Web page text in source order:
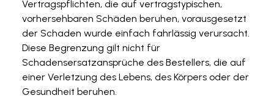
Vertragspflichten, die auf vertragstypischen,
vorhersehbaren Schäden beruhen, vorausgesetzt
der Schaden wurde einfach fahrlässig verursacht.
Diese Begrenzung gilt nicht für
Schadensersatzansprüche des Bestellers, die auf
einer Verletzung des Lebens, des Körpers oder der
Gesundheit beruhen.